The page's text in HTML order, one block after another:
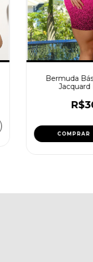
Bermuda
Jacquard
COMPRAR